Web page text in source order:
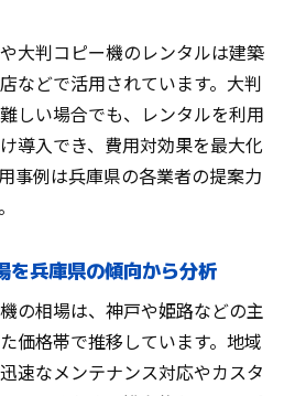
プリンタの運用サポート体制
時の価格と入れ替えの注意点
大判コピー機のレンタルは建築
などで活用されています。大判
しい場合でも、レンタルを利用
導入でき、費用対効果を最大化
事例は兵庫県の各業者の提案力
を兵庫県の傾向から分析
の相場は、神戸や姫路などの主
価格帯で推移しています。地域
速なメンテナンス対応やカスタ